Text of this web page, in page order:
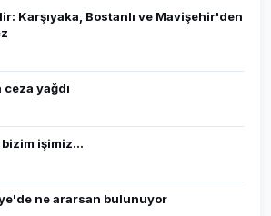
Karşıyaka, Bostanlı ve Mavişehir'den
ceza yağdı
işimiz...
ne ararsan bulunuyor